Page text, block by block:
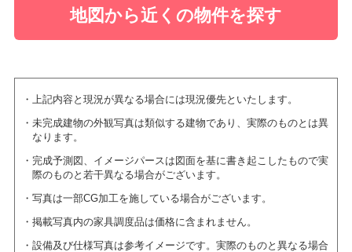
地図から近くの物件を探す
上記内容と現況が異なる場合には現況優先といたします。
未完成建物の外観写真は類似する建物であり、実際のものとは異
なります。
完成予測図、イメージパースは図面を基に書き起こしたもので実
際のものと若干異なる場合がございます。
写真は一部CG加工を施している場合がございます。
掲載写真内の家具調度品は価格に含まれません。
設備及び仕様写真は参考イメージです。実際のものと異なる場合